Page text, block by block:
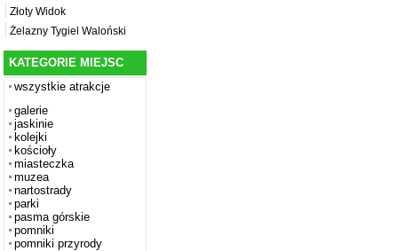
Złoty Widok
Żelazny Tygiel Waloński
KATEGORIE MIEJSC
wszystkie atrakcje
galerie
jaskinie
kolejki
kościoły
miasteczka
muzea
nartostrady
parki
pasma górskie
pomniki
pomniki przyrody